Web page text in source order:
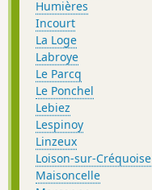
Humières
Incourt
La Loge
Labroye
Le Parcq
Le Ponchel
Lebiez
Lespinoy
Linzeux
Loison-sur-Créquoise
Maisoncelle